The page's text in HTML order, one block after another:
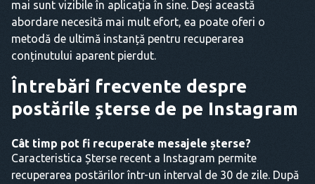
mai sunt vizibile în aplicația în sine. Deși această
abordare necesită mai mult efort, ea poate oferi o
metodă de ultimă instanță pentru recuperarea
conținutului aparent pierdut.
Întrebări frecvente despre
postările șterse de pe Instagram
Cât timp pot fi recuperate mesajele șterse?
Caracteristica Șterse recent a Instagram permite
recuperarea postărilor într-un interval de 30 de zile. După